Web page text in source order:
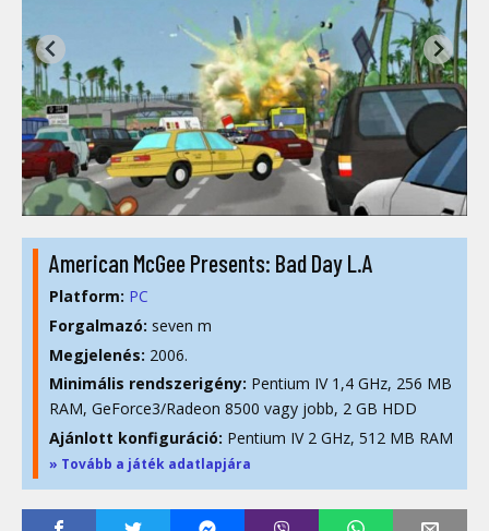
American McGee Presents: Bad Day L.A
Platform: PC
Forgalmazó: seven m
Megjelenés: 2006.
Minimális rendszerigény: Pentium IV 1,4 GHz, 256 MB
RAM, GeForce3/Radeon 8500 vagy jobb, 2 GB HDD
Ajánlott konfiguráció: Pentium IV 2 GHz, 512 MB RAM
» Tovább a játék adatlapjára